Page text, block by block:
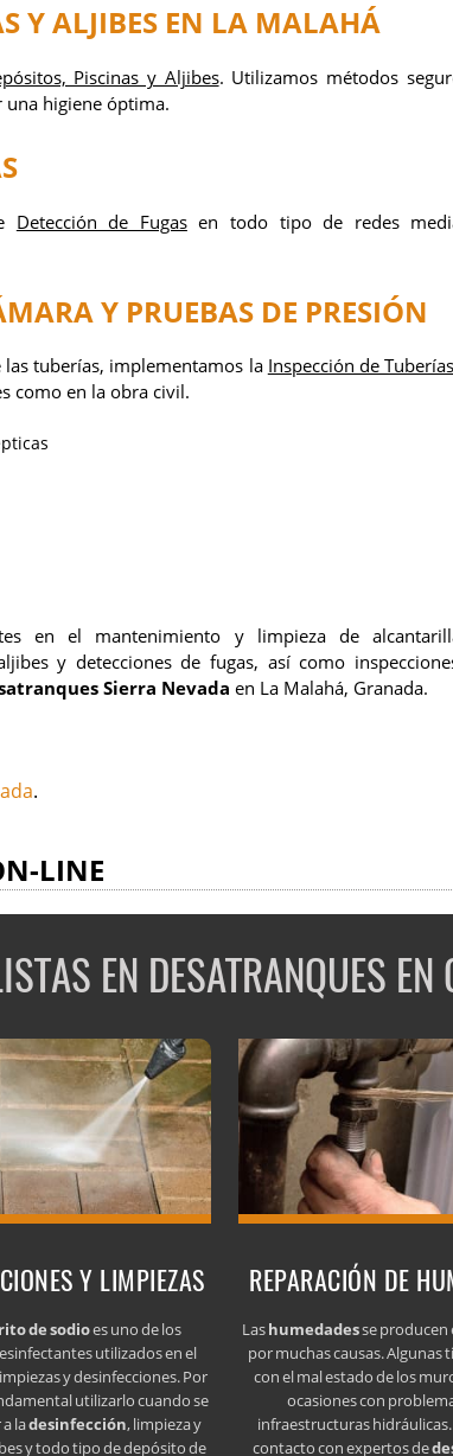
Y ALJIBES EN LA MALAHÁ
Piscinas y Aljibes. Utilizamos métodos
una higiene óptima.
Detección de Fugasen todo tipo de redes
Y PRUEBAS DE PRESIÓN
tuberías, implementamos la Inspección de
como en la obra civil.
en el mantenimiento y limpieza de
y detecciones de fugas, así como
Sierra Nevada en La Malahá, Granada.
.
LINE
EN DESATRANQUES EN
Y LIMPIEZAS
de sodioes uno de los
utilizados en el
y desinfecciones. Por
utilizarlo cuando se
ladesinfección, limpieza y
y todo tipo de depósito de
REPARACIÓN DE
Lashumedadesse producen
por muchas causas. Algunas
con el mal estado de los
ocasiones con
infraestructuras hidráulicas.
contacto con expertos de